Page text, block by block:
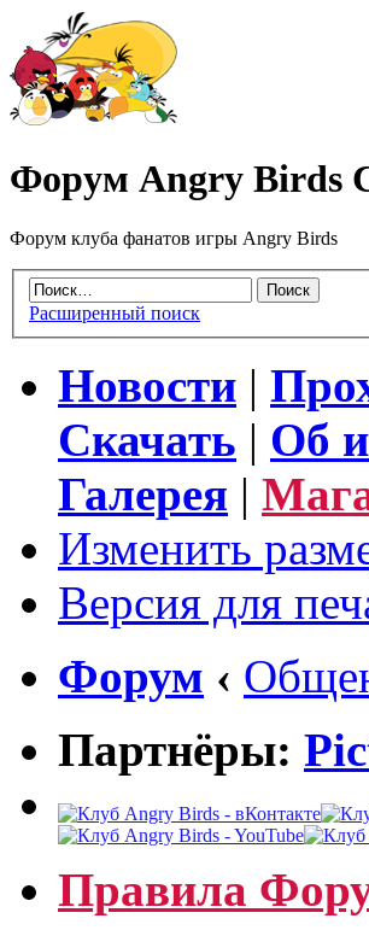
Форум Angry Birds
Форум клуба фанатов игры Angry Birds
Расширенный поиск
Новости |
Скачать | Об
Галерея |
Изменить
Версия для
Форум ‹
Партнёры:
Правила